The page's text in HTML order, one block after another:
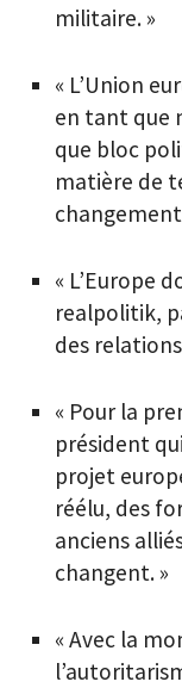
militaire. »
« L’Union
en tant que
que bloc
matière de
« L’Europe
realpolitik,
des relations
« Pour la
président
projet
réélu, des
anciens
changent. »
« Avec la